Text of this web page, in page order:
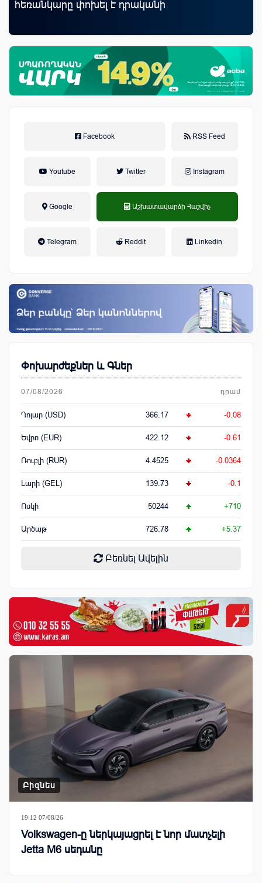
հեռանկարը փոխել է դրականի
Facebook RSS Feed
Youtube Twitter Instagram
Google Աշխատավարձի Հաշվիչ
Telegram Reddit Linkedin
Փոխարժեքներ և Գներ
07/08/2026 դրամ
Դոլար (USD) 366.17 -0.08
Եվրո (EUR) 422.12 -0.61
Ռուբլի (RUR) 4.4525 -0.0364
Լարի (GEL) 139.73 -0.1
Ոսկի 50244 +710
Արծաթ 726.78 +5.37
Բեռնել Ավելին
Բիզնես
19:12 07/08/26
Volkswagen-ը ներկայացրել է նոր մատչելի
Jetta M6 սեդանը